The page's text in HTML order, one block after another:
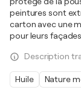
peintures sont
carton avec une
pour leurs
Description
Huile Nature